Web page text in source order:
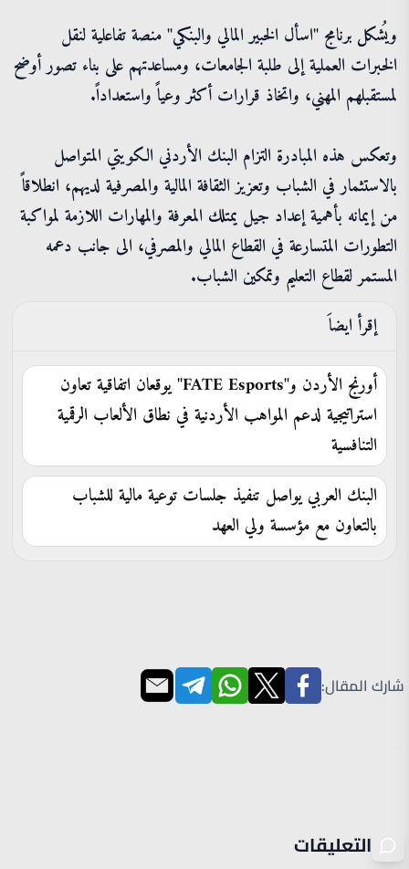
ويُشكل برنامج "اسأل الخبير المالي والبنكي" منصة تفاعلية لنقل
الخبرات العملية إلى طلبة الجامعات، ومساعدتهم على بناء تصور أوضح
لمستقبلهم المهني، واتخاذ قرارات أكثر وعياً واستعداداً.
وتعكس هذه المبادرة التزام البنك الأردني الكويتي المتواصل
بالاستثمار في الشباب وتعزيز الثقافة المالية والمصرفية لديهم، انطلاقاً
من إيمانه بأهمية إعداد جيل يمتلك المعرفة والمهارات اللازمة لمواكبة
التطورات المتسارعة في القطاع المالي والمصرفي، الى جانب دعمه
المستمر لقطاع التعليم وتمكين الشباب.
إقرأ ايضاَ
أورنج الأردن و"FATE Esports" يوقعان اتفاقية تعاون
استراتيجية لدعم المواهب الأردنية في نطاق الألعاب الرقمية
التنافسية
البنك العربي يواصل تنفيذ جلسات توعية مالية للشباب
بالتعاون مع مؤسسة ولي العهد
شارك المقال:
التعليقات